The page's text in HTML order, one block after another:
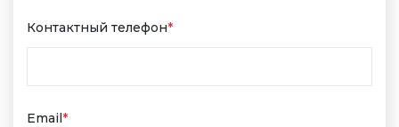
Контактный телефон*
Email*